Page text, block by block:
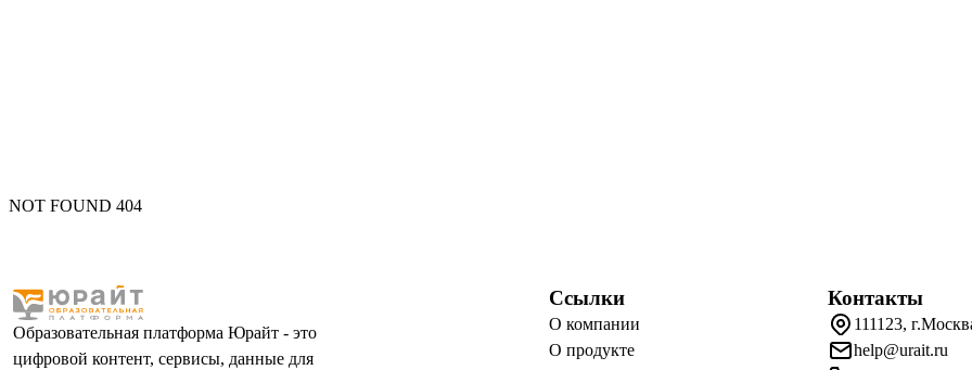
NOT FOUND 404
Образовательная платформа Юрайт - это
цифровой контент, сервисы, данные для
Ссылки
О компании
О продукте
Контакты
111123,
help@urait.ru